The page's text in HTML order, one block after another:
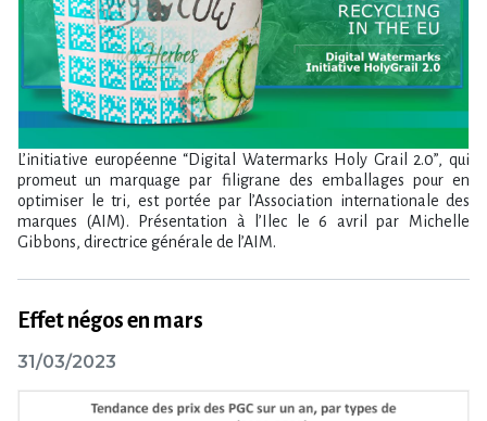
L’initiative européenne “Digi­tal Water­marks Holy­ Grail 2.0”, qui
promeut un marquage par filigrane des emballages pour en
optimiser le tri, est portée par l’As­so­cia­tion inter­na­tio­nale des
marques (AIM). Présentation à l’Ilec le 6 avril par Michelle
Gibbons, directrice générale de l’AIM.
Effet négos en mars
31/03/2023